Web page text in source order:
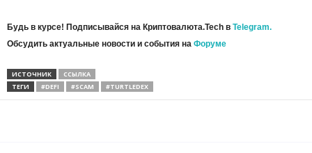
Будь в курсе! Подписывайся на Криптовалюта.Tech в Telegram.
Обсудить актуальные новости и события на Форуме
ИСТОЧНИК
ССЫЛКА
ТЕГИ
#DEFI #SCAM #TURTLEDEX